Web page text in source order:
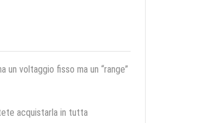
voltaggio fisso ma un “range”
acquistarla in tutta